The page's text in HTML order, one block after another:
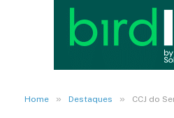
Home » Destaques » CCJ do